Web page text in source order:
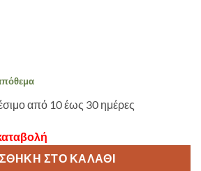
από 10 έως 30 ημέρες
ΣΤΟ ΚΑΛΆΘΙ